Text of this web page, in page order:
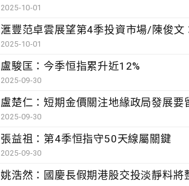
2025-10-01
滙豐范卓雲展望第4季投資市場/陳俊
2025-10-01
盧駿匡：今季恒指累升近12%
2025-09-30
盧楚仁：短期金價關注地緣政局發展要
2025-09-30
張益祖：第4季恒指守50天線屬關鍵
2025-09-30
姚浩然：國慶長假期港股交投淡靜料將